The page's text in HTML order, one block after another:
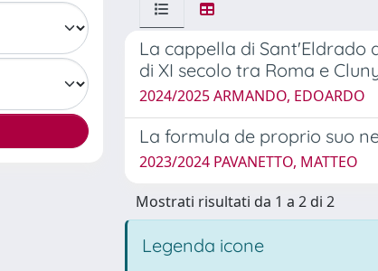
La cappella di Sant'Eldrado
di XI secolo tra Roma e
2024/2025 ARMANDO, EDOARDO
La formula de proprio suo
2023/2024 PAVANETTO, MATTEO
Mostrati risultati da 1 a 2 di 2
Legenda icone